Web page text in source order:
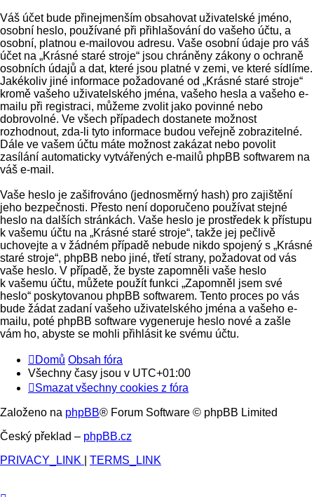
Váš účet bude přinejmenším obsahovat uživatelské jméno,
osobní heslo, používané při přihlašování do vašeho účtu, a
osobní, platnou e-mailovou adresu. Vaše osobní údaje pro váš
účet na „Krásné staré stroje“ jsou chráněny zákony o ochraně
osobních údajů a dat, které jsou platné v zemi, ve které sídlíme.
Jakékoliv jiné informace požadované od „Krásné staré stroje“
kromě vašeho uživatelského jména, vašeho hesla a vašeho e-
mailu při registraci, můžeme zvolit jako povinné nebo
dobrovolné. Ve všech případech dostanete možnost
rozhodnout, zda-li tyto informace budou veřejně zobrazitelné.
Dále ve vašem účtu máte možnost zakázat nebo povolit
zasílání automaticky vytvářených e-mailů phpBB softwarem na
váš e-mail.
Vaše heslo je zašifrováno (jednosměrný hash) pro zajištění
jeho bezpečnosti. Přesto není doporučeno používat stejné
heslo na dalších stránkách. Vaše heslo je prostředek k přístupu
k vašemu účtu na „Krásné staré stroje“, takže jej pečlivě
uchovejte a v žádném případě nebude nikdo spojený s „Krásné
staré stroje“, phpBB nebo jiné, třetí strany, požadovat od vás
vaše heslo. V případě, že byste zapomněli vaše heslo
k vašemu účtu, můžete použít funkci „Zapomněl jsem své
heslo“ poskytovanou phpBB softwarem. Tento proces po vás
bude žádat zadaní vašeho uživatelského jména a vašeho e-
mailu, poté phpBB software vygeneruje heslo nové a zašle
vám ho, abyste se mohli přihlásit ke svému účtu.
Domů Obsah fóra
Všechny časy jsou v UTC+01:00
Smazat všechny cookies z fóra
Založeno na phpBB® Forum Software © phpBB Limited
Český překlad – phpBB.cz
PRIVACY_LINK
TERMS_LINK